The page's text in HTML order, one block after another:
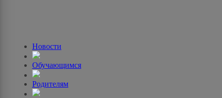
Новости
Обучающимся
Родителям